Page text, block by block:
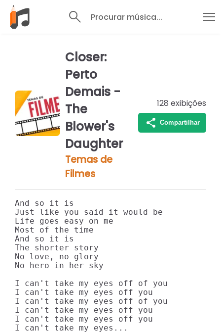
Procurar música...
Closer:
Perto
Demais -
The
Blower's
Daughter
Temas de
Filmes
128 exibições
Compartilhar
And so it is
Just like you said it would be
Life goes easy on me
Most of the time
And so it is
The shorter story
No love, no glory
No hero in her sky
I can't take my eyes off of you
I can't take my eyes off you
I can't take my eyes off of you
I can't take my eyes off you
I can't take my eyes off you
I can't take my eyes...